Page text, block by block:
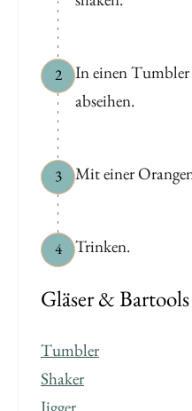
2
In einen
abseihen.
3 Mit einer
4 Trinken.
Gläser & Bartools
Tumbler
Shaker